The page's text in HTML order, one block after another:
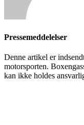
Pressemeddelelser
Denne artikel er
motorsporten.
kan ikke holdes